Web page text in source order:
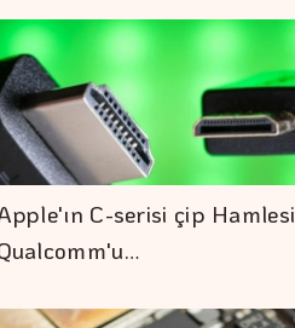
C-serisi çip Hamlesi